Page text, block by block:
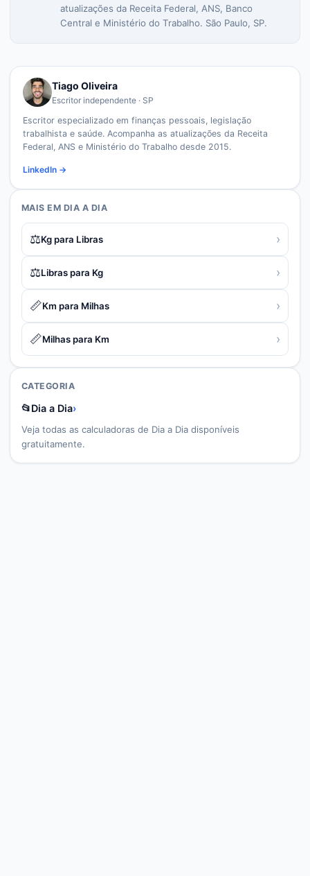
atualizações da Receita Federal, ANS, Banco
Central e Ministério do Trabalho. São Paulo, SP.
Tiago Oliveira
Escritor independente · SP
Escritor especializado em finanças pessoais, legislação
trabalhista e saúde. Acompanha as atualizações da Receita
Federal, ANS e Ministério do Trabalho desde 2015.
LinkedIn →
MAIS EM DIA A DIA
⚖️Kg para Libras ›
⚖️Libras para Kg ›
📏Km para Milhas ›
📏Milhas para Km ›
CATEGORIA
📂Dia a Dia›
Veja todas as calculadoras de Dia a Dia disponíveis
gratuitamente.